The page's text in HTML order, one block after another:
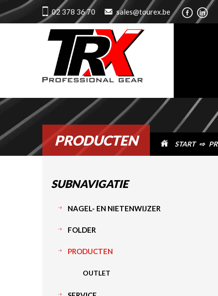
PRODUCTEN START ⇨
02 378 36 70 sales@tourex.be
SUBNAVIGATIE
NAGEL- EN NIETENWIJZER
FOLDER
PRODUCTEN
OUTLET